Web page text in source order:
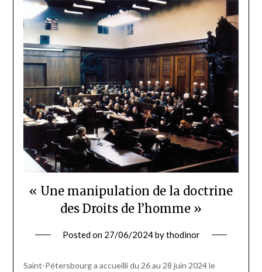
« Une manipulation de la doctrine
des Droits de l’homme »
Posted on 27/06/2024bythodinor
Saint-Pétersbourg a accueilli du 26 au 28 juin 2024 le